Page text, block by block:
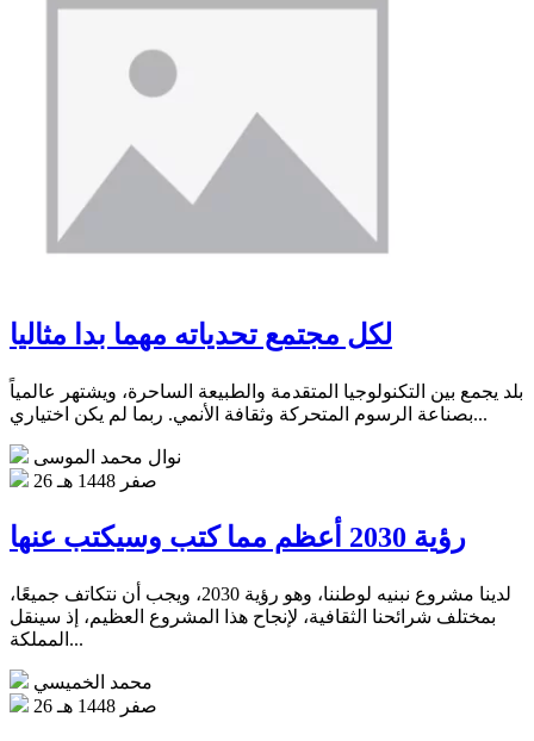
لكل مجتمع تحدياته مهما بدا مثاليا
بلد يجمع بين التكنولوجيا المتقدمة والطبيعة الساحرة، ويشتهر عالمياً
بصناعة الرسوم المتحركة وثقافة الأنمي‏. ربما لم يكن اختياري...
نوال محمد الموسى
26 صفر 1448 هـ
رؤية 2030 أعظم مما كتب وسيكتب عنها
لدينا مشروع نبنيه لوطننا، وهو رؤية 2030، ويجب أن نتكاتف جميعًا،
بمختلف شرائحنا الثقافية، لإنجاح هذا المشروع العظيم، إذ سينقل
المملكة...
محمد الخميسي
26 صفر 1448 هـ